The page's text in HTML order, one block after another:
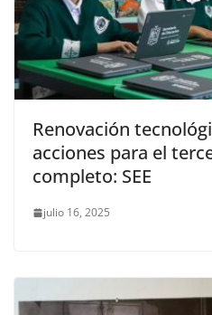
Renovación
acciones para el
completo: SEE
julio 16, 2025